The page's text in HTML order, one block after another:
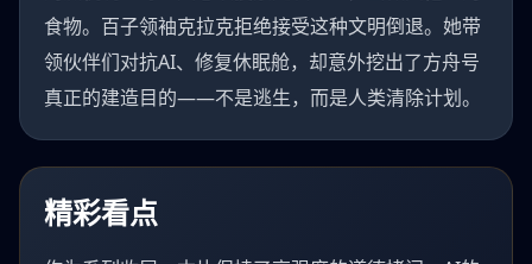
食物。百子领袖克拉克拒绝接受这种文明倒退。她带
领伙伴们对抗AI、修复休眠舱，却意外挖出了方舟号
真正的建造目的——不是逃生，而是人类清除计划。
精彩看点